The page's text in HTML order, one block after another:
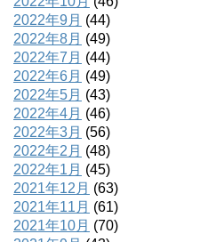
2022年9月 (44)
2022年8月 (49)
2022年7月 (44)
2022年6月 (49)
2022年5月 (43)
2022年4月 (46)
2022年3月 (56)
2022年2月 (48)
2022年1月 (45)
2021年12月 (63)
2021年11月 (61)
2021年10月 (70)